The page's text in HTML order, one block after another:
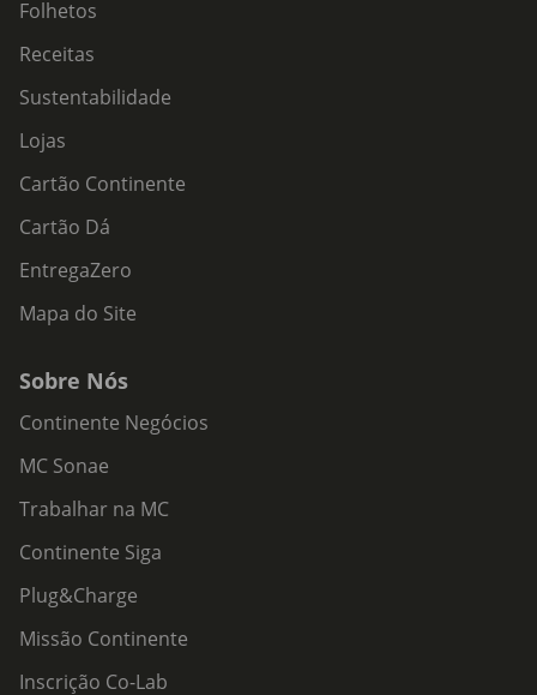
Folhetos
Receitas
Sustentabilidade
Lojas
Cartão Continente
Cartão Dá
EntregaZero
Mapa do Site
Sobre Nós
Continente Negócios
MC Sonae
Trabalhar na MC
Continente Siga
Plug&Charge
Missão Continente
Inscrição Co-Lab